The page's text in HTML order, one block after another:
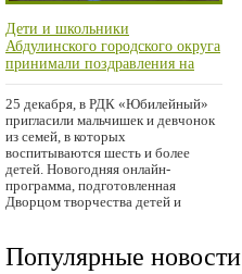
Проишествие
Дети и школьники
Абдулинского городского округа
принимали поздравления на
Губернаторской ёлке, впервые
прошедшей в онлайн-формате
25 декабря, в РДК «Юбилейный»
пригласили мальчишек и девчонок
из семей, в которых
воспитываются шесть и более
детей. Новогодняя онлайн-
программа, подготовленная
Дворцом творчества детей и
Популярные новости